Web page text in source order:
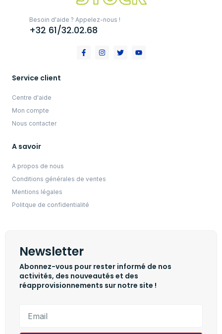
Besoin d'aide ? Appelez-nous !
+32 61/32.02.68
Service client
Centre d'aide
Mon compte
Nous contacter
A savoir
A propos de nous
Conditions générales de ventes
Mentions légales
Politque de confidentialité
Newsletter
Abonnez-vous pour rester informé de nos
activités, des nouveautés et des
réapprovisionnements sur notre site !